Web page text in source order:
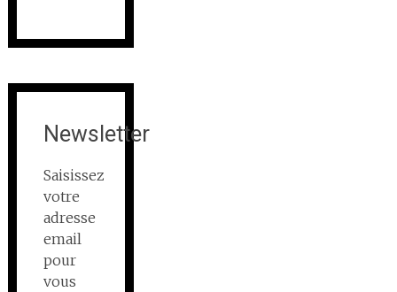
Newsletter
Saisissez
votre
adresse
email
pour
vous